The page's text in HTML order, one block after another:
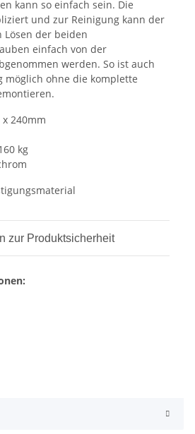
kann so einfach sein. Die
und zur Reinigung kann der
Lösen der beiden
einfach von der
werden. So ist auch
möglich ohne die komplette
240mm
kg
zur Produktsicherheit